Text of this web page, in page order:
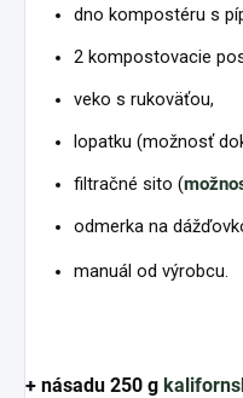
dno kompostéru s
2 kompostovacie
veko s rukoväťou,
lopatku (možnosť
filtračné sito (
odmerka na
manuál od výrobcu.
+ násadu 250 g